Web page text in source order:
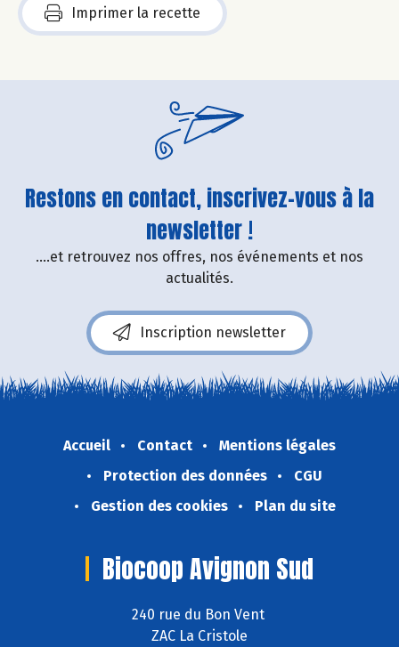
Imprimer la recette
Restons en contact, inscrivez-vous à la
newsletter !
....et retrouvez nos offres, nos événements et nos
actualités.
Inscription newsletter
Accueil Contact
Mentions légales
Protection des données
CGU
Gestion des cookies
Plan du site
Biocoop Avignon Sud
240 rue du Bon Vent
ZAC La Cristole